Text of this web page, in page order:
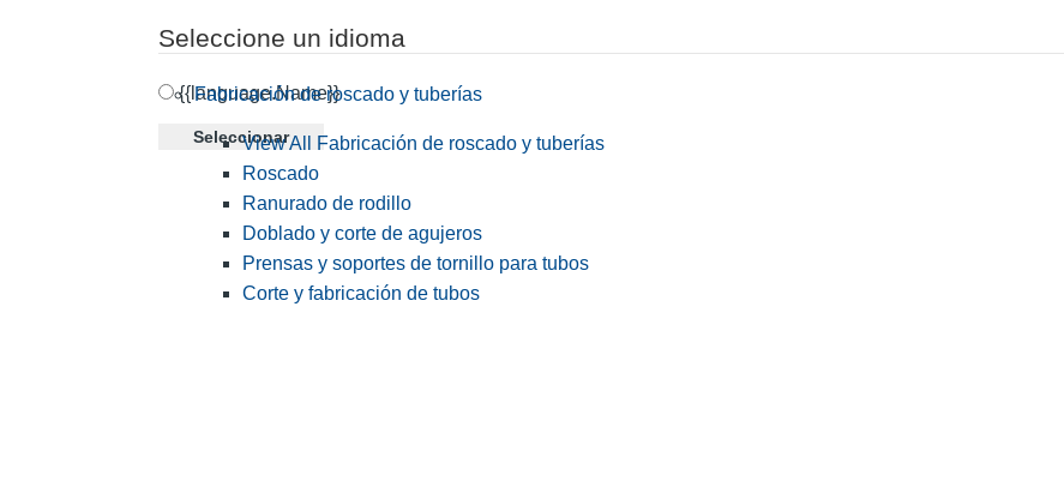
Seleccione un idioma
{{language.Name}}
Seleccionar
Fabricación de roscado y tuberías
View All Fabricación de roscado y tuberías
Roscado
Ranurado de rodillo
Doblado y corte de agujeros
Prensas y soportes de tornillo para tubos
Corte y fabricación de tubos